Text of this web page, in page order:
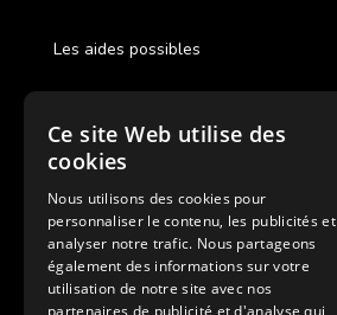
Les aides possibles
Cash Back
Pour les fratries
Facebook Supernova
Instagram Supernova
Colonie de vacances SUPERNOVA
Ce site Web utilise des
cookies
Nous utilisons des cookies pour
personnaliser le contenu, les publicités et
analyser notre trafic. Nous partageons
également des informations sur votre
utilisation de notre site avec nos
partenaires de publicité et d'analyse qui